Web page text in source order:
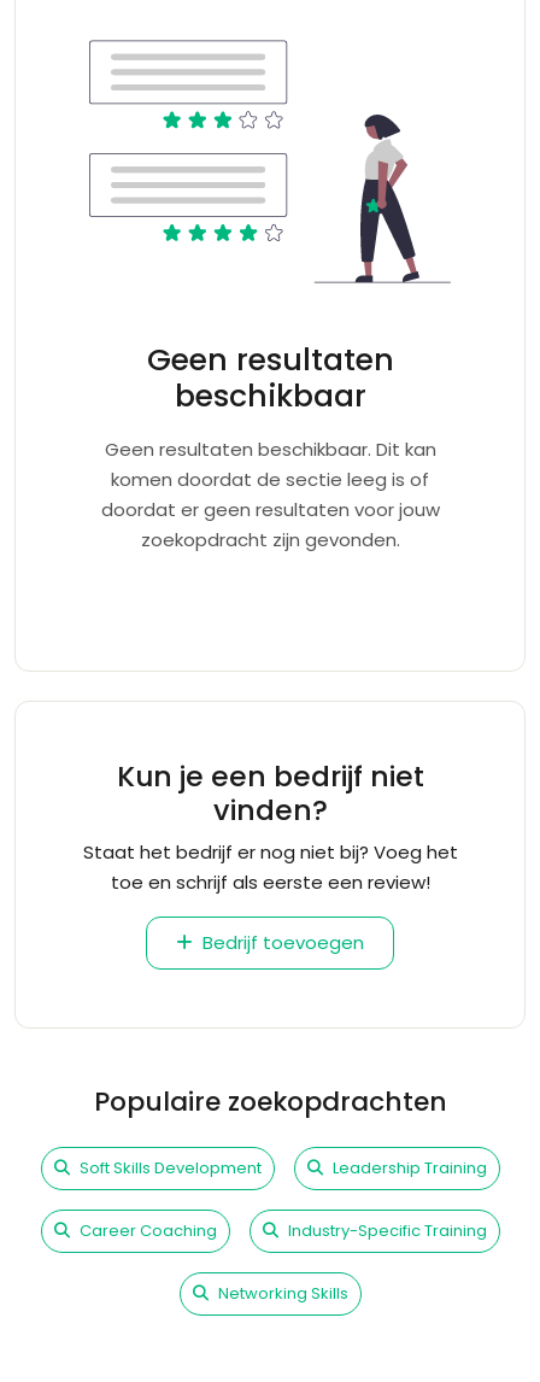
Geen resultaten
beschikbaar
Geen resultaten beschikbaar. Dit kan
komen doordat de sectie leeg is of
doordat er geen resultaten voor jouw
zoekopdracht zijn gevonden.
Kun je een bedrijf niet
vinden?
Staat het bedrijf er nog niet bij? Voeg het
toe en schrijf als eerste een review!
Bedrijf toevoegen
Populaire zoekopdrachten
Soft Skills Development Leadership Training
Career Coaching Industry-Specific Training
Networking Skills